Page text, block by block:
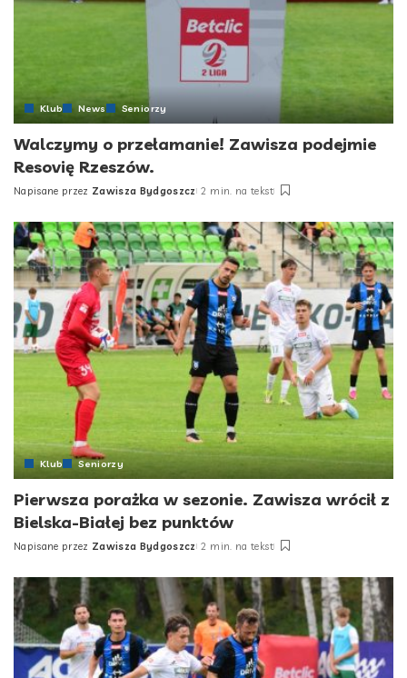
Klub News Seniorzy
Walczymy o przełamanie! Zawisza podejmie
Resovię Rzeszów.
Posted
Napisane przez Zawisza Bydgoszcz 2 min. na tekst
Klub Seniorzy
Pierwsza porażka w sezonie. Zawisza wrócił z
Bielska-Białej bez punktów
Posted
Napisane przez Zawisza Bydgoszcz 2 min. na tekst